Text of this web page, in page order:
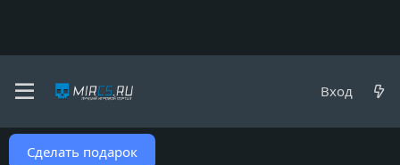
Вход
Пользователи
Сделать подарок